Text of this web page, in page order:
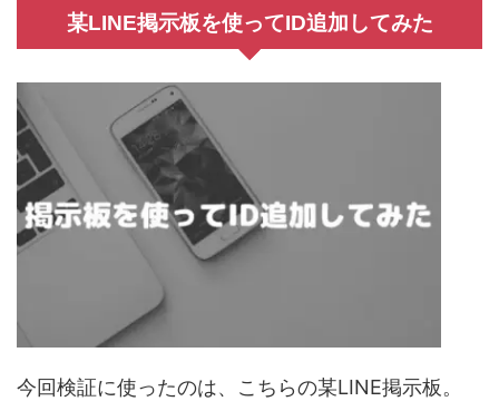
某LINE掲示板を使ってID追加してみた
今回検証に使ったのは、こちらの某LINE掲示板。